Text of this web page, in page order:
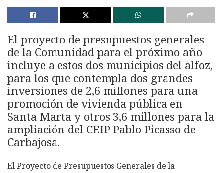
El proyecto de presupuestos generales
de la Comunidad para el próximo año
incluye a estos dos municipios del alfoz,
para los que contempla dos grandes
inversiones de 2,6 millones para una
promoción de vivienda pública en
Santa Marta y otros 3,6 millones para la
ampliación del CEIP Pablo Picasso de
Carbajosa.
El Proyecto de Presupuestos Generales de la